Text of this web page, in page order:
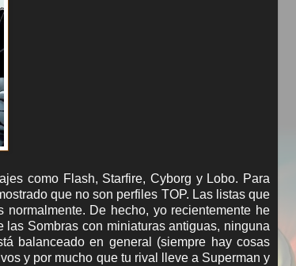
como Flash, Starfire, Cyborg y Lobo. Para
que no son perfiles TOP. Las listas que
De hecho, yo recientemente he
Sombras con miniaturas antiguas, ninguna
balanceado en general (siempre hay cosas
y por mucho que tu rival lleve a Superman y